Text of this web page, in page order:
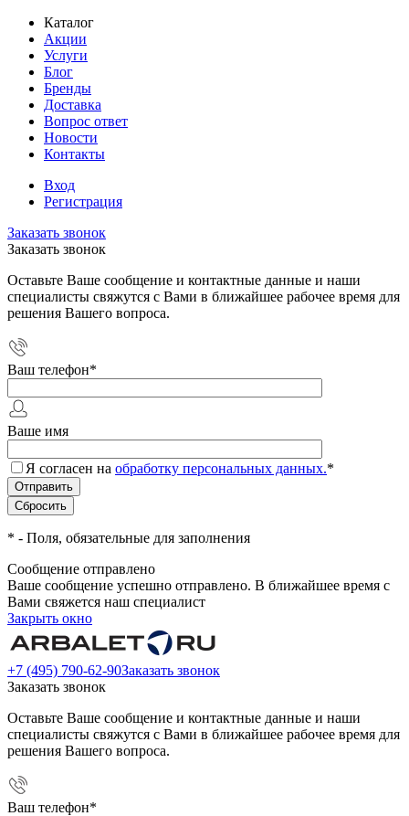
Каталог
Акции
Услуги
Блог
Бренды
Доставка
Вопрос ответ
Новости
Контакты
Вход
Регистрация
Заказать звонок
Заказать звонок
Оставьте Ваше сообщение и контактные данные и наши
специалисты свяжутся с Вами в ближайшее рабочее время для
решения Вашего вопроса.
Ваш телефон*
Ваше имя
Я согласен на обработку персональных данных.*
* - Поля, обязательные для заполнения
Сообщение отправлено
Ваше сообщение успешно отправлено. В ближайшее время с
Вами свяжется наш специалист
Закрыть окно
+7 (495) 790-62-90Заказать звонок
Заказать звонок
Оставьте Ваше сообщение и контактные данные и наши
специалисты свяжутся с Вами в ближайшее рабочее время для
решения Вашего вопроса.
Ваш телефон*